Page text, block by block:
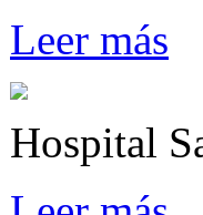
Leer más
Hospital